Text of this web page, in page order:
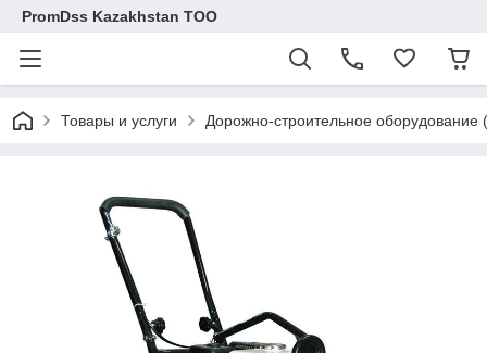
PromDss Kazakhstan TOO
Товары и услуги Дорожно-строительное